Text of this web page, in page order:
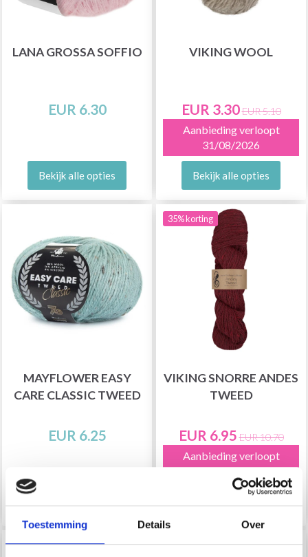
Toestemming Details Over
LANA GROSSA SOFFIO
EUR 6.30
Bekijk alle opties
VIKING WOOL
EUR 3.30EUR 5.10
Aanbieding verloopt
31/08/2026
Bekijk alle opties
MAYFLOWER EASY
CARE CLASSIC TWEED
EUR 6.25
35% korting
VIKING SNORRE ANDES
TWEED
EUR 6.95 EUR 10.70
Aanbieding verloopt
31/08/2026